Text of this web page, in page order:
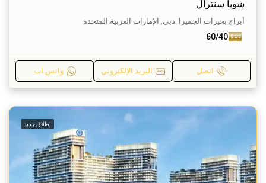
شوبا سنترال
أبراج بحيرات الجميرا, دبي, الإمارات العربية المتحدة
60/40
اتصل البريد الإلكتروني واتس اب
إطلاق جديد